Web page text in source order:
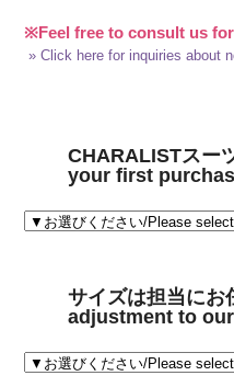
※Feel free to consult us
» Click here for inquiries about
CHARALISTスー
your first
サイズは担当に
adjustment to